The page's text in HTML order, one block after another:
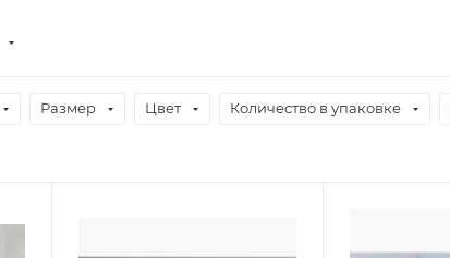
Размер Цвет Количество в упаковке